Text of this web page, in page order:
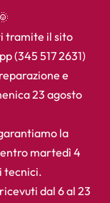
tramite il sito
(345 517 2631)
e
23 agosto
la
martedì 4
tecnici.
dal 6 al 23